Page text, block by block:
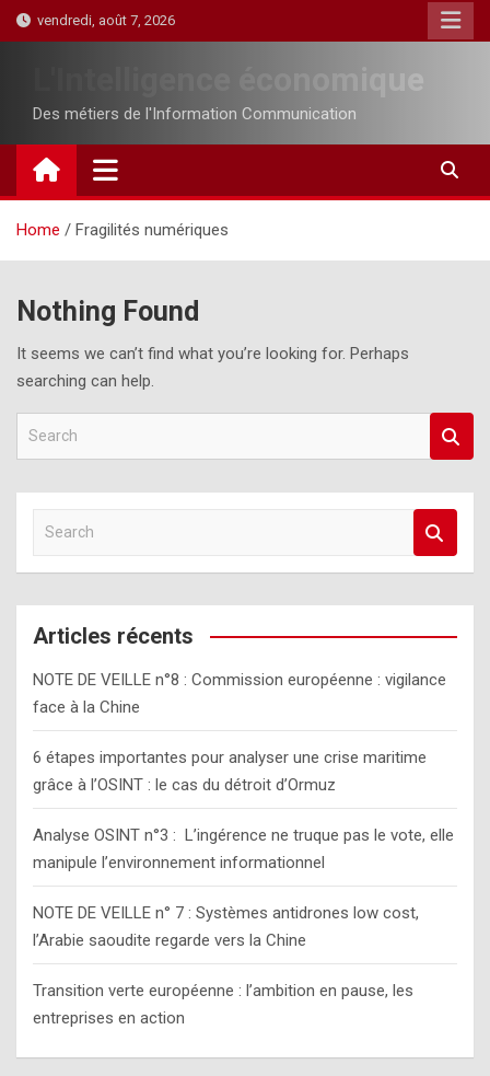
Skip
to
vendredi, août 7, 2026
Des métiers de l'Information Communication
Home Fragilités numériques
Nothing Found
It seems we can’t find what you’re looking for. Perhaps
searching can help.
a
r
c
Articles récents
NOTE DE VEILLE n°8 : Commission européenne : vigilance
face à la Chine
6 étapes importantes pour analyser une crise maritime
grâce à l’OSINT : le cas du détroit d’Ormuz
Analyse OSINT n°3 : L’ingérence ne truque pas le vote, elle
manipule l’environnement informationnel
NOTE DE VEILLE n° 7 : Systèmes antidrones low cost,
l’Arabie saoudite regarde vers la Chine
Transition verte européenne : l’ambition en pause, les
entreprises en action